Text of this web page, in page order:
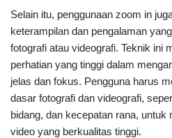
Selain itu, penggunaan zoom in
keterampilan dan pengalaman
fotografi atau videografi. Teknik ini
perhatian yang tinggi dalam
jelas dan fokus. Pengguna harus
dasar fotografi dan videografi,
bidang, dan kecepatan rana,
video yang berkualitas tinggi.